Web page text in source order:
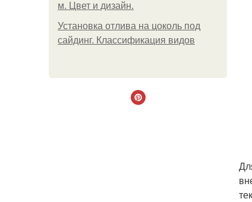
м. Цвет и дизайн.
Установка отлива на цоколь под
сайдинг. Классификация видов